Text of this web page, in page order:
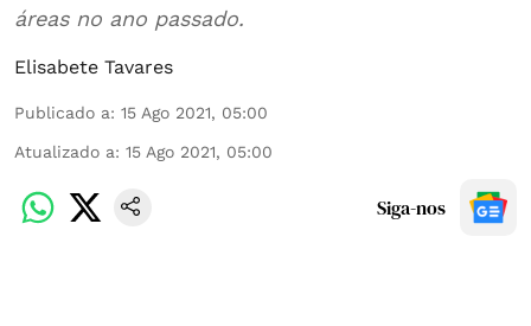
áreas no ano passado.
Elisabete Tavares
Publicado a: 15 Ago 2021, 05:00
Atualizado a: 15 Ago 2021, 05:00
Siga-nos